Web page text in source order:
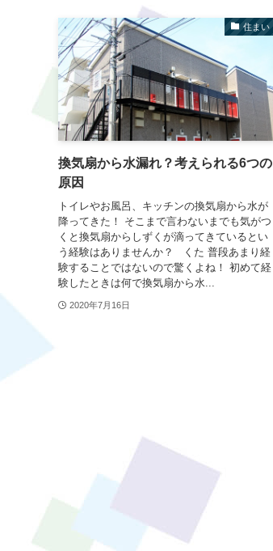
住まい
換気扇から水漏れ？考えられる6つの
原因
トイレやお風呂、キッチンの換気扇から水が
降ってきた！ そこまで言わないまでも気がつ
くと換気扇からしずくが滴ってきているとい
う経験はありませんか？ くた 普段あまり経
験することではないので驚くよね！ 初めて経
験したときは何で換気扇から水...
2020年7月16日